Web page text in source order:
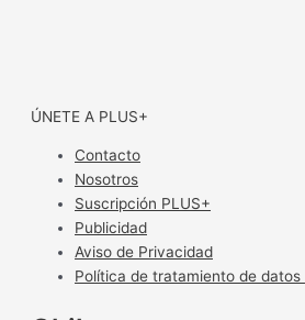
ÚNETE A PLUS+
Contacto
Nosotros
Suscripción PLUS+
Publicidad
Aviso de Privacidad
Política de tratamiento de datos